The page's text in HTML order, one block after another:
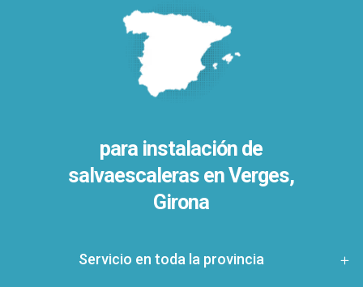
para instalación de
salvaescaleras enVerges,
Girona
Servicio en toda la provincia